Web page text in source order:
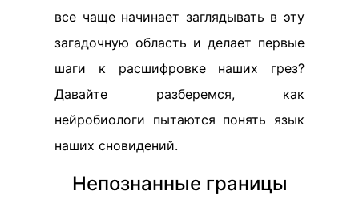
все чаще начинает заглядывать в эту
загадочную область и делает первые
шаги к расшифровке наших грез?
Давайте разберемся, как
нейробиологи пытаются понять язык
наших сновидений.
Непознанные границы